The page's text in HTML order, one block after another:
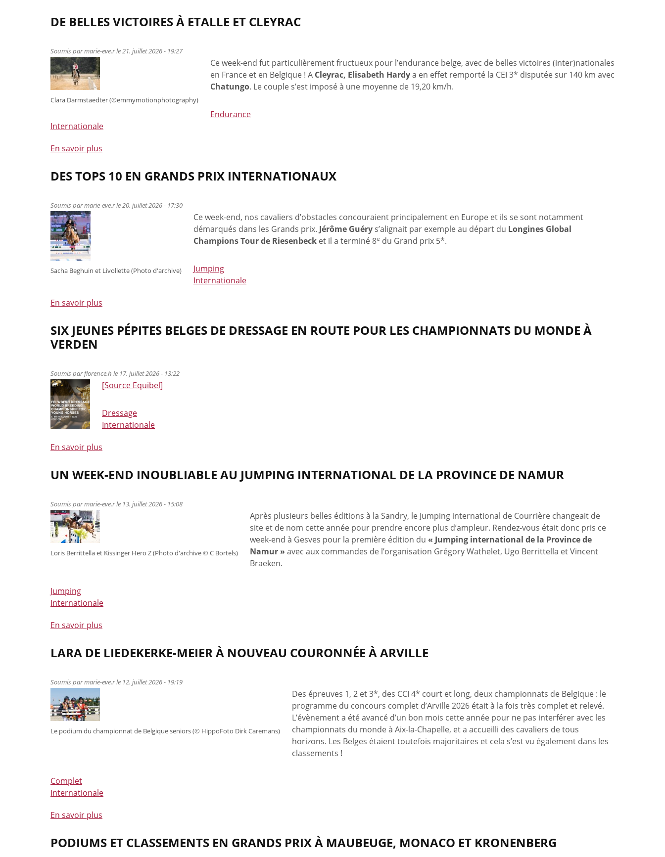
de
Belles
de
TREC
Luxembourg
!
DE BELLES VICTOIRES À ETALLE ET CLEYRAC
Soumis parmarie-eve.rle 21. juillet 2026 - 19:27
Clara Darmstaedter (©️emmymotionphotography)
Ce week-end fut particulièrement fructueux pour l’endurance belge, avec de belles victoires (inter)nationales
en France et en Belgique ! A Cleyrac, Elisabeth Hardya en effet remporté la CEI 3* disputée sur 140 km avec
Chatungo. Le couple s’est imposé à une moyenne de 19,20 km/h.
Endurance
Internationale
En savoir plus
de
De
victoires
DES TOPS 10 EN GRANDS PRIX INTERNATIONAUX
Soumis parmarie-eve.rle 20. juillet 2026 - 17:30
Sacha Beghuin et Livollette (Photo d'archive)
Ce week-end, nos cavaliers d’obstacles concouraient principalement en Europe et ils se sont notamment
démarqués dans les Grands prix. Jérôme Guéry s’alignait par exemple au départ du Longines Global
Champions Tour de Riesenbeck et il a terminé 8e du Grand prix 5*.
Jumping
Internationale
En savoir plus
de
Des
en
Grands
internationaux
SIX JEUNES PÉPITES BELGES DE DRESSAGE EN ROUTE POUR LES CHAMPIONNATS DU MONDE À
VERDEN
Soumis parflorence.h le 17. juillet 2026 - 13:22
[Source Equibel]
Dressage
Internationale
En savoir plus
de
Six
pépites
en
Championnats
Verden
UN WEEK-END INOUBLIABLE AU JUMPING INTERNATIONAL DE LA PROVINCE DE NAMUR
Soumis parmarie-eve.rle 13. juillet 2026 - 15:08
Loris Berrittella et Kissinger Hero Z (Photo d'archive © C Bortels)
Après plusieurs belles éditions à la Sandry, le Jumping international de Courrière changeait de
site et de nom cette année pour prendre encore plus d’ampleur. Rendez-vous était donc pris ce
week-end à Gesves pour la première édition du « Jumping international de la Province de
Namur » avec aux commandes de l’organisation Grégory Wathelet, Ugo Berrittella et Vincent
Braeken.
Jumping
Internationale
En savoir plus
de
Un
end
international
Namur
LARA DE LIEDEKERKE-MEIER À NOUVEAU COURONNÉE À ARVILLE
Soumis parmarie-eve.rle 12. juillet 2026 - 19:19
Le podium du championnat de Belgique seniors (© HippoFoto Dirk Caremans)
Des épreuves 1, 2 et 3*, des CCI 4* court et long, deux championnats de Belgique : le
programme du concours complet d’Arville 2026 était à la fois très complet et relevé.
L’évènement a été avancé d’un bon mois cette année pour ne pas interférer avec les
championnats du monde à Aix-la-Chapelle, et a accueilli des cavaliers de tous
horizons. Les Belges étaient toutefois majoritaires et cela s’est vu également dans les
classements !
Complet
Internationale
En savoir plus
de
Lara
PODIUMS ET CLASSEMENTS EN GRANDS PRIX À MAUBEUGE, MONACO ET KRONENBERG